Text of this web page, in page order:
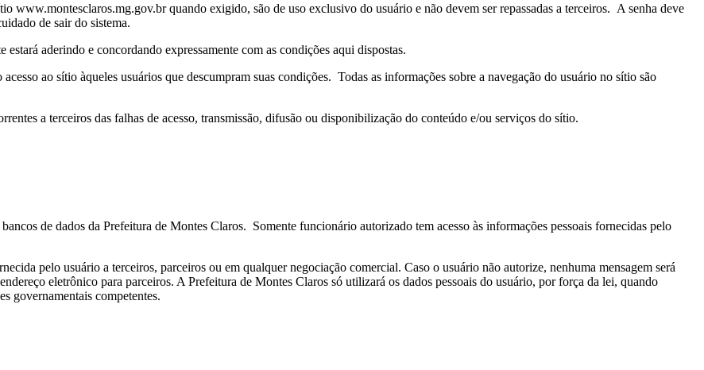
www.montesclaros.mg.gov.br quando exigido, são de uso exclusivo do usuário e não devem ser repassadas a terceiros. A senha deve
de sair do sistema.
aderindo e concordando expressamente com as condições aqui dispostas.
ao sítio àqueles usuários que descumpram suas condições. Todas as informações sobre a navegação do usuário no sítio são
a terceiros das falhas de acesso, transmissão, difusão ou disponibilização do conteúdo e/ou serviços do sítio.
de dados da Prefeitura de Montes Claros. Somente funcionário autorizado tem acesso às informações pessoais fornecidas pelo
pelo usuário a terceiros, parceiros ou em qualquer negociação comercial. Caso o usuário não autorize, nenhuma mensagem será
eletrônico para parceiros. A Prefeitura de Montes Claros só utilizará os dados pessoais do usuário, por força da lei, quando
governamentais competentes.